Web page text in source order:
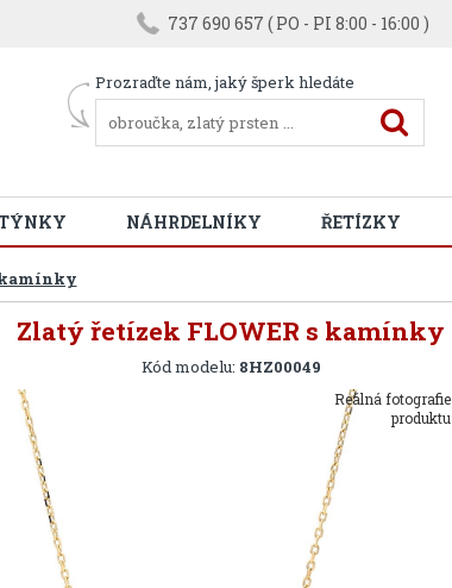
737 690 657 ( PO - PI 8:00 - 16:00 )
Prozraďte nám, jaký šperk hledáte
NÁHRDELNÍKY ŘETÍZKY
kamínky
Zlatý řetízek FLOWER s kamínky
Kód modelu: 8HZ00049
Reálná fotografie
produktu